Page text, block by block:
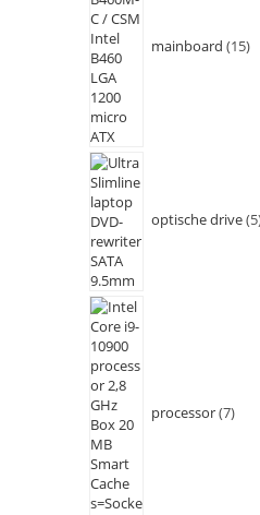
mainboard 15
optische drive 5
processor 7